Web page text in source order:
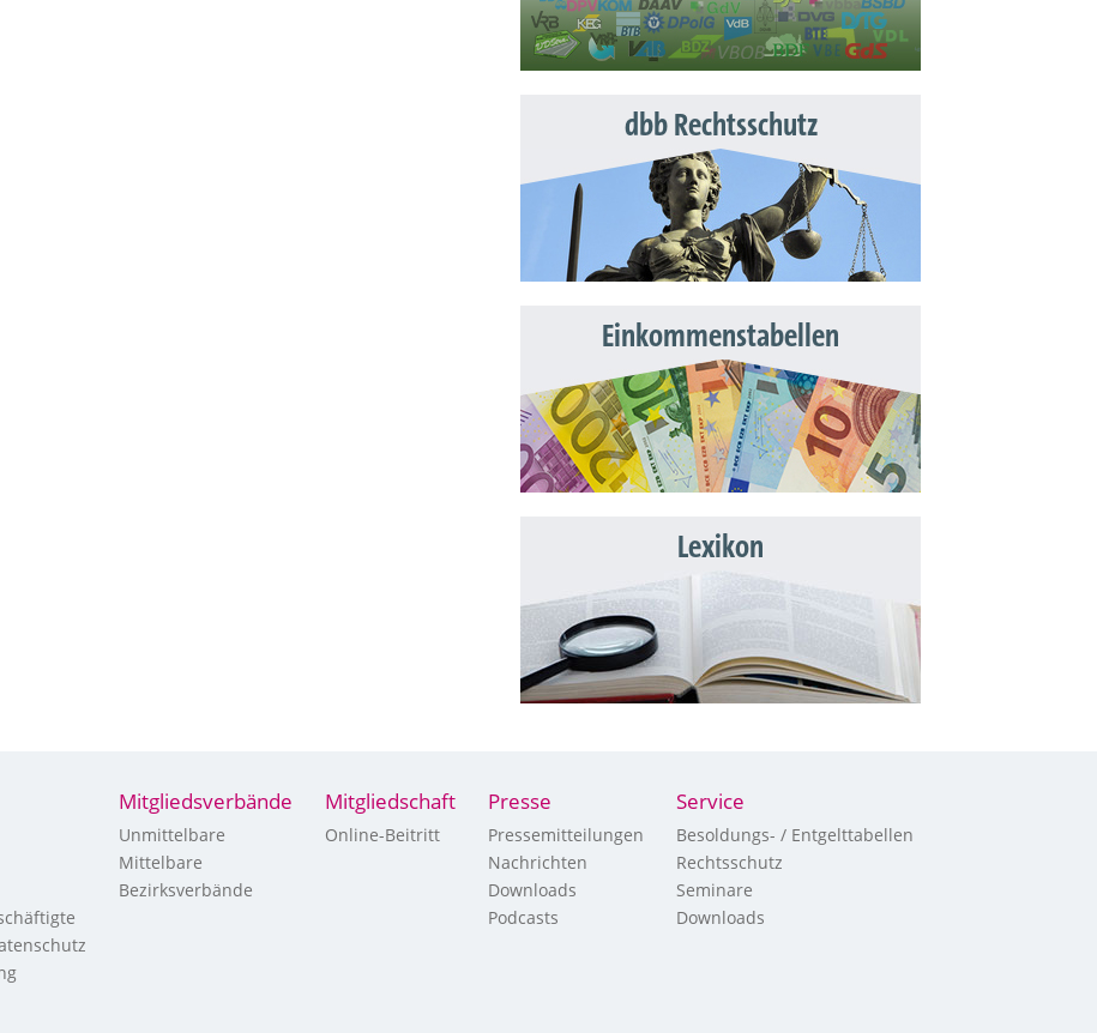
dbb Rechtsschutz
Einkommenstabellen
Lexikon
Mitgliedsverbände
Unmittelbare
Mittelbare
Bezirksverbände
Mitgliedschaft
Online-Beitritt
Presse
Pressemitteilungen
Nachrichten
Downloads
Podcasts
Service
Besoldungs- / Entgelttabellen
Rechtsschutz
Seminare
Downloads